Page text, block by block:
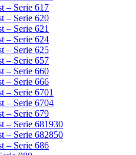
– Serie 617
– Serie 620
– Serie 621
– Serie 624
– Serie 625
– Serie 657
– Serie 660
– Serie 666
– Serie 6701
– Serie 6704
– Serie 679
– Serie 681930
– Serie 682850
– Serie 686